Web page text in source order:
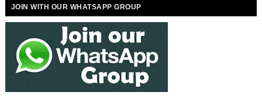
JOIN WITH OUR WHATSAPP GROUP